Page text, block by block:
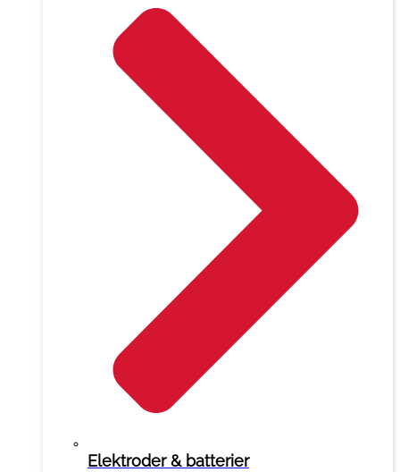
Elektroder & batterier